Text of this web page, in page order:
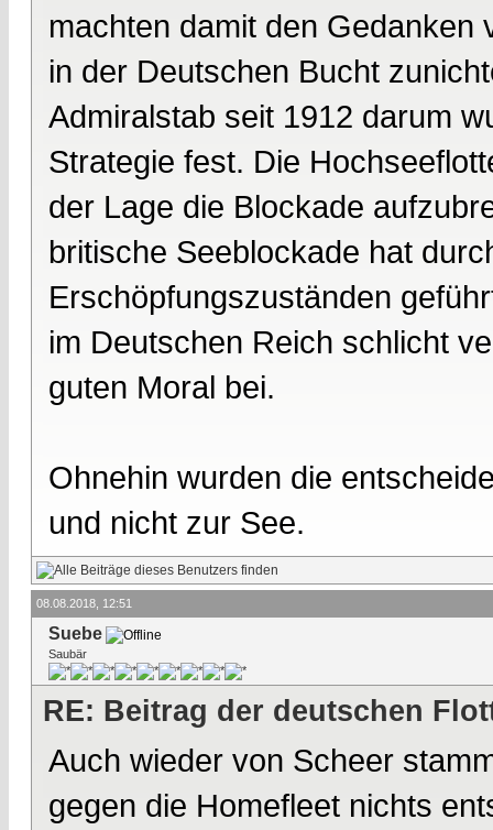
machten damit den Gedanken
in der Deutschen Bucht
Admiralstab seit 1912 darum
Strategie fest. Die
der Lage die Blockade
britische Seeblockade hat
Erschöpfungszuständen
im Deutschen Reich schlicht
guten Moral bei.
Ohnehin wurden die
und nicht zur See.
08.08.2018, 12:51
Suebe
Saubär
RE: Beitrag der deutschen
Auch wieder von Scheer
gegen die Homefleet nichts